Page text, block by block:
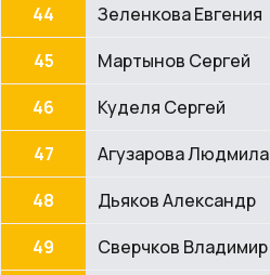
44
Зеленкова Евгения
45
Мартынов Сергей
46
Куделя Сергей
47
Агузарова Людмила
48
Дьяков Александр
49
Сверчков Владимир